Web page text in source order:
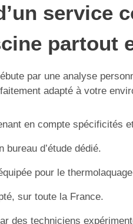
service
partout
par une analyse
adapté à votre
en compte spécificités
bureau d’étude dédié.
pour le
sur toute la France.
des techniciens